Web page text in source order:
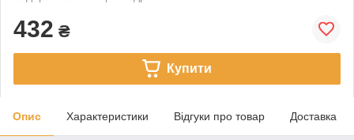
432 ₴
Купити
Опис Характеристики Відгуки про товар Доставка